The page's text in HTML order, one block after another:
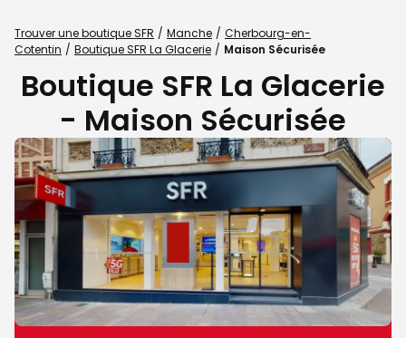
Trouver une boutique SFR Manche
Cherbourg-en-
Cotentin
Boutique SFR La Glacerie Maison Sécurisée
Boutique SFR La Glacerie
- Maison Sécurisée